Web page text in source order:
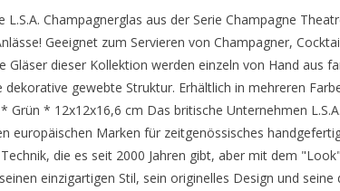
L.S.A. Champagnerglas aus der Serie Champagne
Geeignet zum Servieren von Champagner,
Gläser dieser Kollektion werden einzeln von Hand aus
dekorative gewebte Struktur. Erhältlich in mehreren
Grün * 12x12x16,6 cm Das britische Unternehmen
europäischen Marken für zeitgenössisches
die es seit 2000 Jahren gibt, aber mit dem
einzigartigen Stil, sein originelles Design und